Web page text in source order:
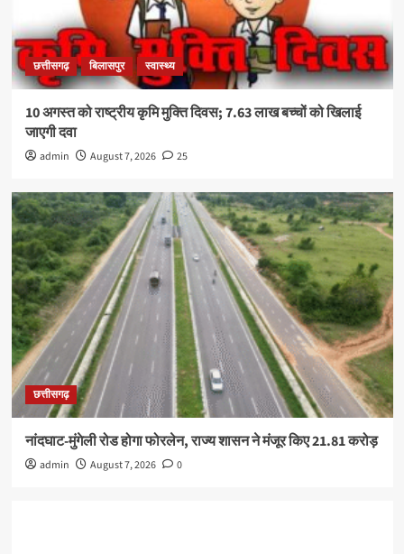
छत्तीसगढ़ बिलासपुर स्वास्थ्य
10 अगस्त को राष्ट्रीय कृमि मुक्ति दिवस; 7.63 लाख बच्चों को खिलाई
जाएगी दवा
admin August 7, 2026 25
छत्तीसगढ़
नांदघाट-मुंगेली रोड होगा फोरलेन, राज्य शासन ने मंजूर किए 21.81 करोड़
admin August 7, 2026 0